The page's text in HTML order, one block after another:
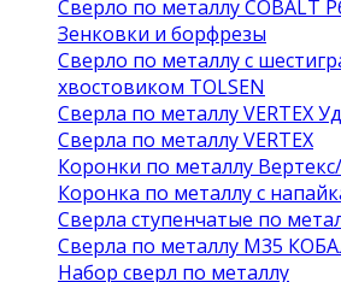
Сверло по металлу COBALT
Зенковки и борфрезы
Сверло по металлу с
хвостовиком TOLSEN
Сверла по металлу VERTEX
Сверла по металлу VERTEX
Коронки по металлу
Коронка по металлу с
Сверла ступенчатые по
Сверла по металлу М35
Набор сверл по металлу